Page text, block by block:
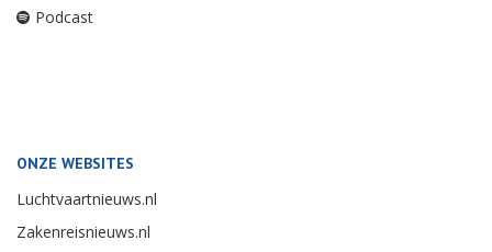
Podcast
ONZE WEBSITES
Luchtvaartnieuws.nl
Zakenreisnieuws.nl